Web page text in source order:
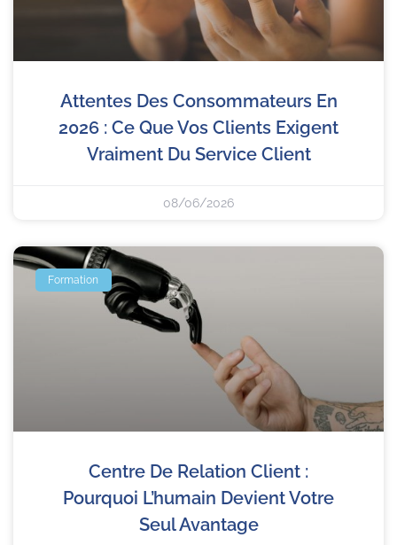
Attentes Des Consommateurs En
2026 : Ce Que Vos Clients Exigent
Vraiment Du Service Client
08/06/2026
Formation
Centre De Relation Client :
Pourquoi L’humain Devient Votre
Seul Avantage